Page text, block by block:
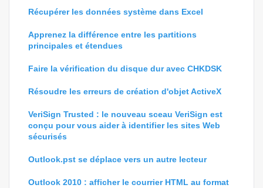
Récupérer les données système dans Excel
Apprenez la différence entre les partitions
principales et étendues
Faire la vérification du disque dur avec CHKDSK
Résoudre les erreurs de création d'objet ActiveX
VeriSign Trusted : le nouveau sceau VeriSign est
conçu pour vous aider à identifier les sites Web
sécurisés
Outlook.pst se déplace vers un autre lecteur
Outlook 2010 : afficher le courrier HTML au format